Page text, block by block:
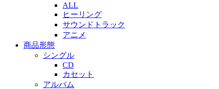
ALL
ヒーリング
サウンドトラック
アニメ
商品形態
シングル
CD
カセット
アルバム